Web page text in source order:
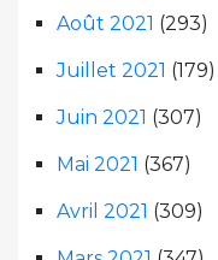
Août 2021 (293)
Juillet 2021 (179)
Juin 2021 (307)
Mai 2021 (367)
Avril 2021 (309)